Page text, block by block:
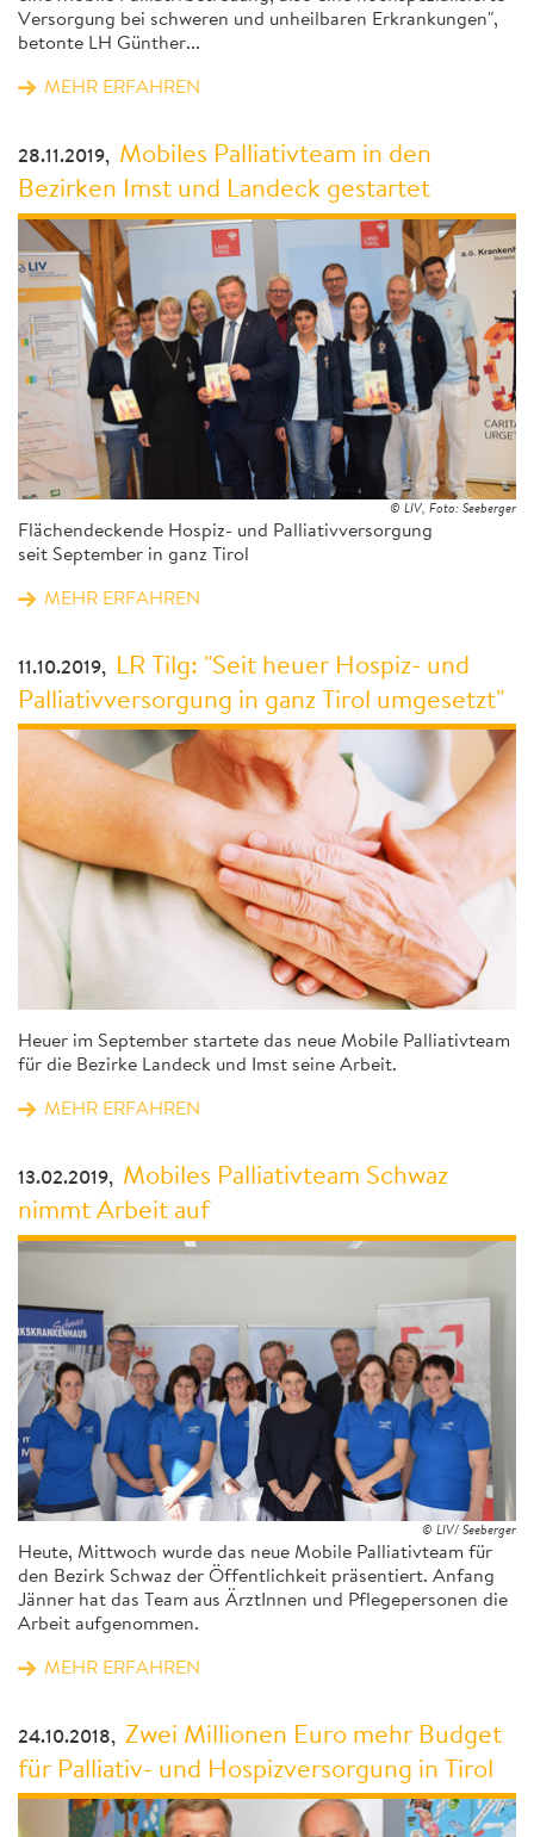
Versorgung bei schweren und unheilbaren Erkrankungen",
betonte LH Günther...
MEHR ERFAHREN
28.11.2019, Mobiles Palliativteam in den
Bezirken Imst und Landeck gestartet
© LIV, Foto: Seeberger
Flächendeckende Hospiz- und Palliativversorgung
seit September in ganz Tirol
MEHR ERFAHREN
11.10.2019,
LR Tilg: "Seit heuer Hospiz- und
Palliativversorgung in ganz Tirol umgesetzt"
Heuer im September startete das neue Mobile Palliativteam
für die Bezirke Landeck und Imst seine Arbeit.
MEHR ERFAHREN
13.02.2019, Mobiles Palliativteam Schwaz
nimmt Arbeit auf
© LIV/ Seeberger
Heute, Mittwoch wurde das neue Mobile Palliativteam für
den Bezirk Schwaz der Öffentlichkeit präsentiert. Anfang
Jänner hat das Team aus ÄrztInnen und Pflegepersonen die
Arbeit aufgenommen.
MEHR ERFAHREN
24.10.2018, Zwei Millionen Euro mehr Budget
für Palliativ- und Hospizversorgung in Tirol